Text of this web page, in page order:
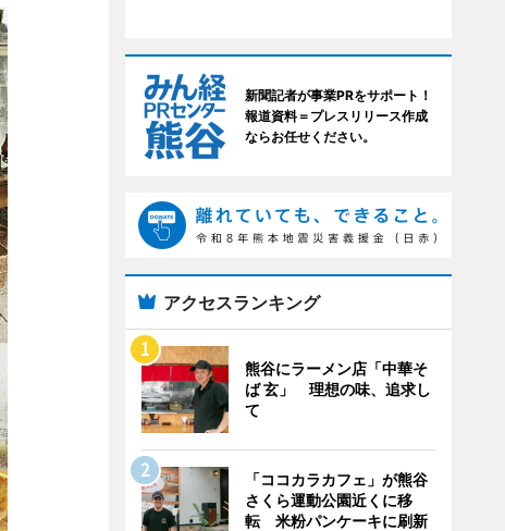
新聞記者が事業PRをサポート！
報道資料＝プレスリリース作成
ならお任せください。
アクセスランキング
熊谷にラーメン店「中華そ
ば 玄」 理想の味、追求し
て
「ココカラカフェ」が熊谷
さくら運動公園近くに移
転 米粉パンケーキに刷新